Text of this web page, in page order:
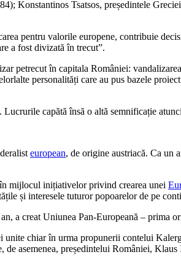
Konstantinos Tsatsos, președintele
pentru valorile europene, contribuie
a fost divizată în trecut”.
petrecut în capitala României:
personalități care au pus bazele
capătă însă o altă semnificație
european, de origine austriacă. Ca un
mijlocul inițiativelor privind crearea unei
și interesele tuturor popoarelor de pe
a creat Uniunea Pan-Europeană – prima
chiar în urma propunerii contelui
asemenea, președintelui României, Klaus